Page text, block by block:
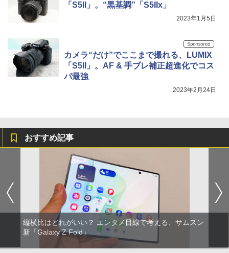
「S5II」。“黒基調”「S5IIx」
2023年1月5日
カメラ“だけ”でここまで撮れる、LUMIX
「S5II」。AF & 手ブレ補正超進化でコス
パ最強
2023年2月24日
おすすめ記事
縦横比はどれがいい？ エンタメ目線で考える、サムスン
新「Galaxy Z Fold」